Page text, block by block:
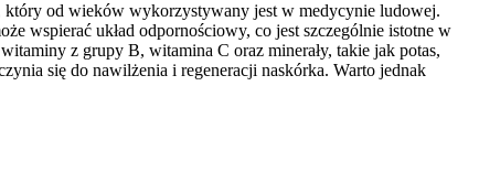
który od wieków wykorzystywany jest w medycynie ludowej.
wspierać układ odpornościowy, co jest szczególnie istotne w
z grupy B, witamina C oraz minerały, takie jak potas,
się do nawilżenia i regeneracji naskórka. Warto jednak